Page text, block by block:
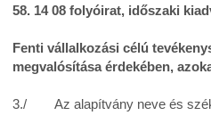
58. 14 08 folyóirat, időszaki
Fenti vállalkozási célú
megvalósítása érdekében,
3./ Az alapítvány neve és